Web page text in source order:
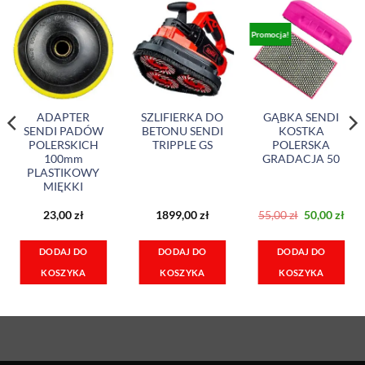
ADAPTER
SENDI PADÓW
POLERSKICH
100mm
PLASTIKOWY
MIĘKKI
23,00zł
DODAJ DO
KOSZYKA
SZLIFIERKA DO
BETONU SENDI
TRIPPLE GS
1899,00zł
DODAJ DO
KOSZYKA
Promocja!
GĄBKA SENDI
KOSTKA
POLERSKA
GRADACJA 50
55,00zł Pierwotna
cena
55,00 zł.
50,00zł
DODAJ DO
KOSZYKA